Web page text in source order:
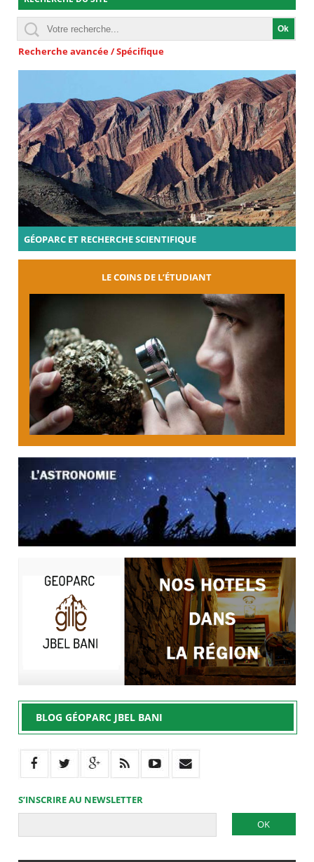
Recherche avancée / Spécifique
GÉOPARC ET RECHERCHE SCIENTIFIQUE
LE COINS DE L’ÉTUDIANT
BLOG GÉOPARC JBEL BANI
S’INSCRIRE AU NEWSLETTER